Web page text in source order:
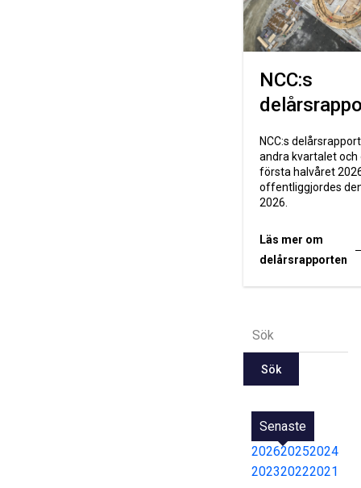
NCC:s
NCC:s
andra kvartalet och
första halvåret
offentliggjordes
2026.
Läs mer om
delårsrapporten
Sök
Senaste
202620252024
202320222021